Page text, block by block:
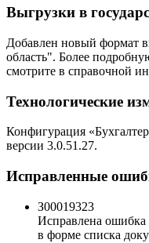
Выгрузки в
Добавлен новый формат
область". Более
смотрите в справочной
Технологические
Конфигурация
версии 3.0.51.27.
Исправленные
З00019323
Исправлена ошибка
в форме списка